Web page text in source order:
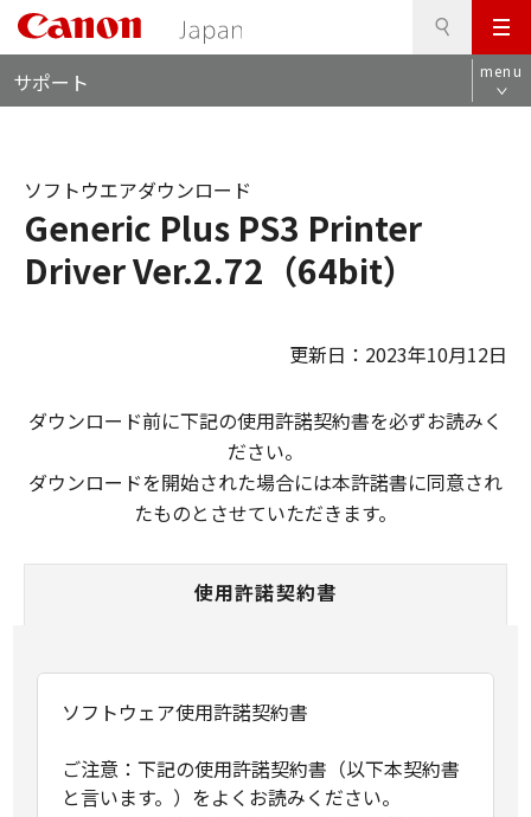
メ
ニ
ュ
サポート menu
Generic Plus PS3 Printer
Driver Ver.2.72（64bit）
ソフトウエアダウンロード
更新日：2023年10月12日
ダウンロード前に下記の使用許諾契約書を必ずお読みく
ださい。
ダウンロードを開始された場合には本許諾書に同意され
たものとさせていただきます。
使用許諾契約書
ソフトウェア使用許諾契約書
ご注意：下記の使用許諾契約書（以下本契約書
と言います。）をよくお読みください。